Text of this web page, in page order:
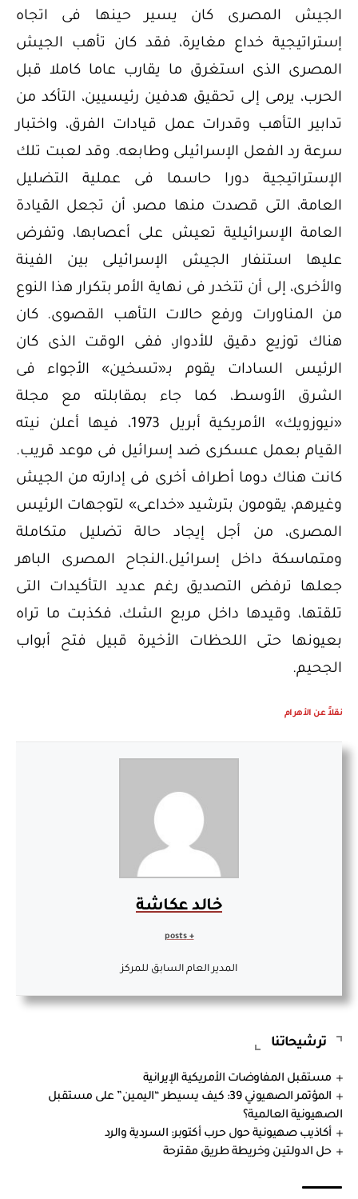
الجيش المصرى كان يسير حينها فى اتجاه
إستراتيجية خداع مغايرة، فقد كان تأهب الجيش
المصرى الذى استغرق ما يقارب عاما كاملا قبل
الحرب، يرمى إلى تحقيق هدفين رئيسيين، التأكد من
تدابير التأهب وقدرات عمل قيادات الفرق، واختبار
سرعة رد الفعل الإسرائيلى وطابعه. وقد لعبت تلك
الإستراتيجية دورا حاسما فى عملية التضليل
العامة، التى قصدت منها مصر، أن تجعل القيادة
العامة الإسرائيلية تعيش على أعصابها، وتفرض
عليها استنفار الجيش الإسرائيلى بين الفينة
والأخرى، إلى أن تتخدر فى نهاية الأمر بتكرار هذا النوع
من المناورات ورفع حالات التأهب القصوى. كان
هناك توزيع دقيق للأدوار، ففى الوقت الذى كان
الرئيس السادات يقوم بـ«تسخين» الأجواء فى
الشرق الأوسط، كما جاء بمقابلته مع مجلة
«نيوزويك» الأمريكية أبريل 1973، فيها أعلن نيته
القيام بعمل عسكرى ضد إسرائيل فى موعد قريب.
كانت هناك دوما أطراف أخرى فى إدارته من الجيش
وغيرهم، يقومون بترشيد «خداعى» لتوجهات الرئيس
المصرى، من أجل إيجاد حالة تضليل متكاملة
ومتماسكة داخل إسرائيل.النجاح المصرى الباهر
جعلها ترفض التصديق رغم عديد التأكيدات التى
تلقتها، وقيدها داخل مربع الشك، فكذبت ما تراه
بعيونها حتى اللحظات الأخيرة قبيل فتح أبواب
الجحيم.
نقلاً عن الأهرام
خالد عكاشة
المدير العام السابق للمركز
ترشيحاتنا
مستقبل المفاوضات الأمريكية الإيرانية
المؤتمر الصهيوني 39: كيف يسيطر “اليمين” على مستقبل
الصهيونية العالمية؟
أكاذيب صهيونية حول حرب أكتوبر: السردية والرد
حل الدولتين وخريطة طريق مقترحة